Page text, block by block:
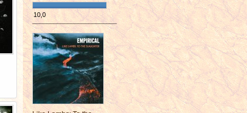
10,0
¯¯¯¯¯¯¯¯¯¯¯¯¯¯¯¯¯¯¯¯¯¯¯¯